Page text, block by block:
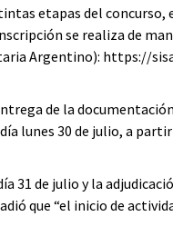
etapas del
se realiza de
Argentino): https://
de la
lunes 30 de julio, a
31 de julio y la
que “el inicio de